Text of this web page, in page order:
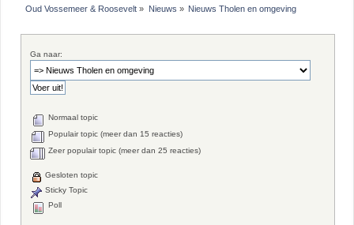
Oud Vossemeer & Roosevelt » Nieuws » Nieuws Tholen en omgeving
Ga naar:
Normaal topic
Populair topic (meer dan 15 reacties)
Zeer populair topic (meer dan 25 reacties)
Gesloten topic
Sticky Topic
Poll